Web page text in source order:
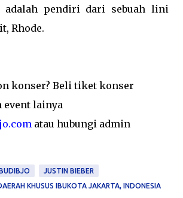
adalah pendiri dari sebuah lini
Rhode.
konser? Beli tiket konser
event lainya
atau hubungi admin
JUSTIN BIEBER
KHUSUS IBUKOTA JAKARTA, INDONESIA